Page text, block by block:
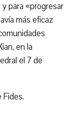
para «progresar
más eficaz
en la
el 7 de
Fides.